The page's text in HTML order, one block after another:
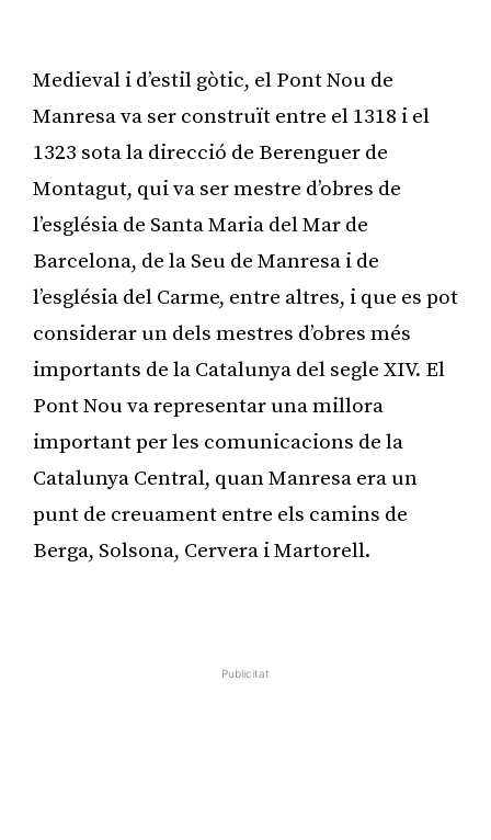
Medieval i d’estil gòtic, el Pont Nou de
Manresa va ser construït entre el 1318 i el
1323 sota la direcció de Berenguer de
Montagut, qui va ser mestre d’obres de
l’església de Santa Maria del Mar de
Barcelona, de la Seu de Manresa i de
l’església del Carme, entre altres, i que es pot
considerar un dels mestres d’obres més
importants de la Catalunya del segle XIV. El
Pont Nou va representar una millora
important per les comunicacions de la
Catalunya Central, quan Manresa era un
punt de creuament entre els camins de
Berga, Solsona, Cervera i Martorell.
Publicitat